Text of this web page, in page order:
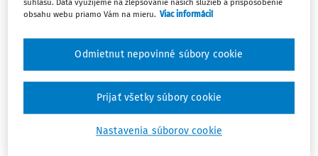
ČLÁNKY
Prehľad dôležitých termínov v júni 2026
medzinárodných dní, pamätných dní v mesiaci jún.
Informujeme o dôležitých termínoch súvisiacich s
prechodom žiakov zo základnej školy na strednú školu, o
súhlasu. Dáta využijeme na zlepšovanie našich služieb a prispôsobenie
obsahu webu priamo Vám na mieru. Viac informácií
Nastavenia súborov cookie
Odmietnut nepovinné súbory cookie
Prijať všetky súbory cookie